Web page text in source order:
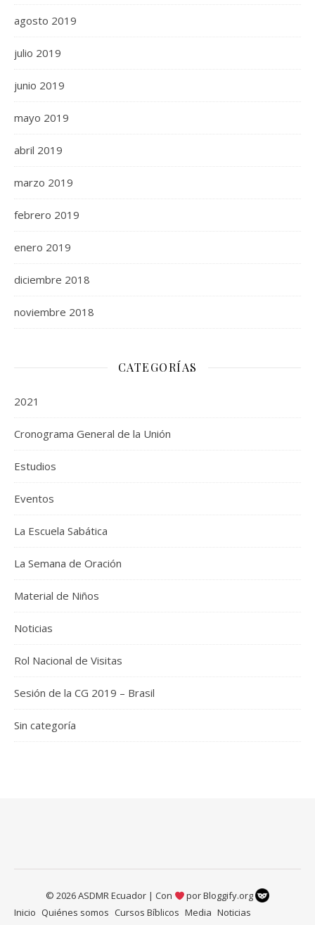
agosto 2019
julio 2019
junio 2019
mayo 2019
abril 2019
marzo 2019
febrero 2019
enero 2019
diciembre 2018
noviembre 2018
CATEGORÍAS
2021
Cronograma General de la Unión
Estudios
Eventos
La Escuela Sabática
La Semana de Oración
Material de Niños
Noticias
Rol Nacional de Visitas
Sesión de la CG 2019 – Brasil
Sin categoría
© 2026 ASDMR Ecuador | Con porBloggify.org
Inicio Quiénes somos Cursos Bíblicos Media Noticias